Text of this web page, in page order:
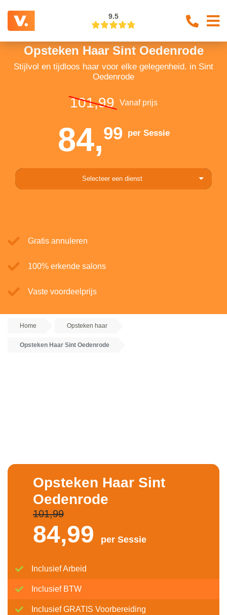
9.5
Opsteken Haar Sint Oedenrode
Stijlvol en tijdloos haar voor elke gelegenheid. in Sint
Oedenrode
101,99 Vanaf prijs
84,99per Sessie
Selecteer een dienst
Gratis annuleren
100% erkende salons
Vaste voordeelprijs
Home Opsteken haar
Opsteken Haar Sint Oedenrode
Opsteken Haar Sint
Oedenrode
101,99
84,99 per Sessie
Inclusief Arbeid
Inclusief BTW
Inclusief GRATIS Voorbereiding